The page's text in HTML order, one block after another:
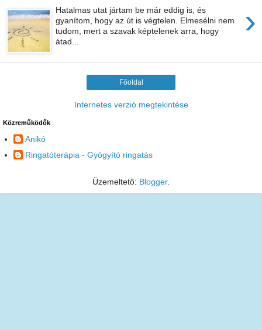
›
Hatalmas utat jártam be már eddig is, és
gyanítom, hogy az út is végtelen. Elmesélni nem
tudom, mert a szavak képtelenek arra, hogy
átad...
Főoldal
Internetes verzió megtekintése
Közreműködők
Anikó
Ringatóterápia - Gyógyító ringatás
Üzemeltető: Blogger.